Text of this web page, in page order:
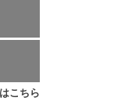
こちら